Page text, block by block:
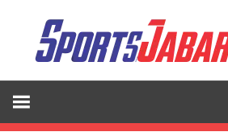
content